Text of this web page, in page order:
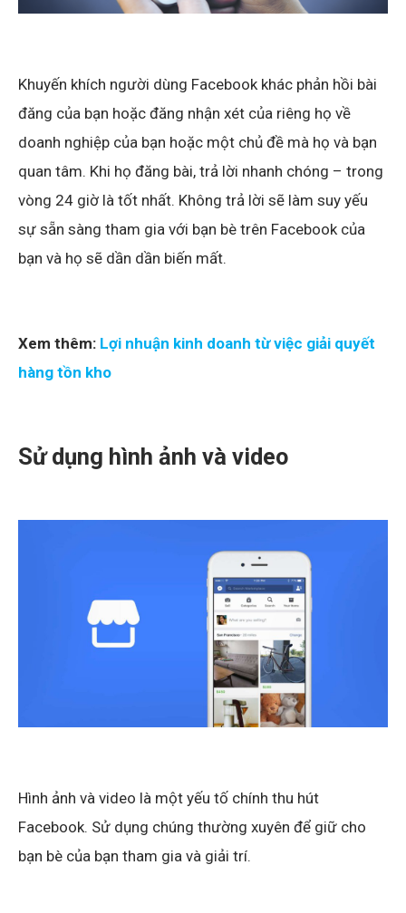
Khuyến khích người dùng Facebook khác phản hồi bài
đăng của bạn hoặc đăng nhận xét của riêng họ về
doanh nghiệp của bạn hoặc một chủ đề mà họ và bạn
quan tâm. Khi họ đăng bài, trả lời nhanh chóng – trong
vòng 24 giờ là tốt nhất. Không trả lời sẽ làm suy yếu
sự sẵn sàng tham gia với bạn bè trên Facebook của
bạn và họ sẽ dần dần biến mất.
Xem thêm: Lợi nhuận kinh doanh từ việc giải quyết
hàng tồn kho
Sử dụng hình ảnh và video
Hình ảnh và video là một yếu tố chính thu hút
Facebook. Sử dụng chúng thường xuyên để giữ cho
bạn bè của bạn tham gia và giải trí.